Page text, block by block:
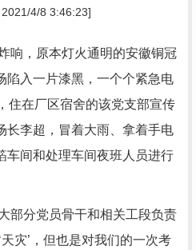
4/8 3:46:23]
响，原本灯火通明的安徽铜冠
陷入一片漆黑，一个个紧急电
在厂区宿舍的该党支部宣传
长李超，冒着大雨、拿着手电
车间和处理车间夜班人员进行
部分党员骨干和相关工段负责
灾’，但也是对我们的一次考